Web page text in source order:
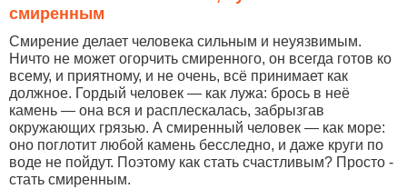
смиренным
Смирение делает человека сильным и неуязвимым.
Ничто не может огорчить смиренного, он всегда готов ко
всему, и приятному, и не очень, всё принимает как
должное. Гордый человек — как лужа: брось в неё
камень — она вся и расплескалась, забрызгав
окружающих грязью. А смиренный человек — как море:
оно поглотит любой камень бесследно, и даже круги по
воде не пойдут. Поэтому как стать счастливым? Просто -
стать смиренным.